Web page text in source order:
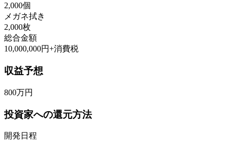
2,000個
メガネ拭き
2,000枚
総合金額
10,000,000円+消費税
収益予想
800万円
投資家への還元方法
開発日程